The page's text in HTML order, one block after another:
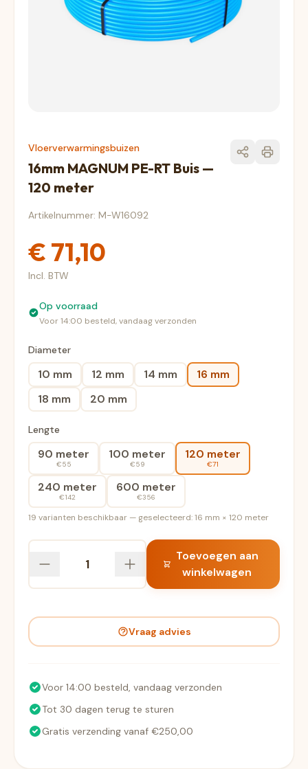
Vloerverwarmingsbuizen
16mm MAGNUM PE-RT Buis —
120 meter
Artikelnummer: M-W16092
€ 71,10
Incl. BTW
Op voorraad
Voor 14:00 besteld, vandaag verzonden
Diameter
10 mm 12 mm 14 mm
16 mm
18 mm
20 mm
Lengte
90 meter
€55
100 meter
€59
120 meter
€71
240 meter
€142
600 meter
€356
19 varianten beschikbaar — geselecteerd: 16 mm × 120 meter
Toevoegen aan
winkelwagen
Vraag advies
Voor 14:00 besteld, vandaag verzonden
Tot 30 dagen terug te sturen
Gratis verzending vanaf €250,00